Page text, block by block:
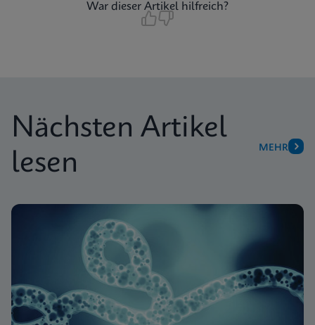
War dieser Artikel hilfreich?
Nächsten Artikel
lesen
MEHR